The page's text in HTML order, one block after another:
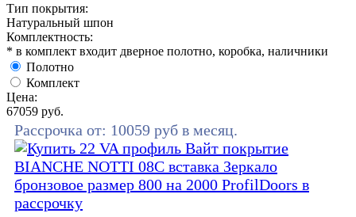
Тип покрытия:
Натуральный шпон
Комплектность:
* в комплект входит дверное полотно, коробка, наличники
Полотно
Комплект
Цена:
67059 руб.
Рассрочка от: 10059 руб в месяц.